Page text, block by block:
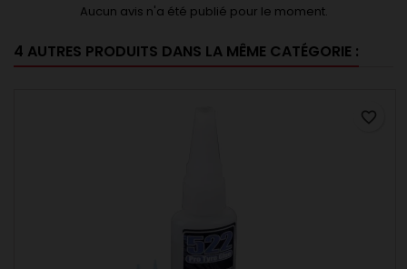
Aucun avis n'a été publié pour le moment.
4 AUTRES PRODUITS DANS LA MÊME CATÉGORIE :
favorite_border